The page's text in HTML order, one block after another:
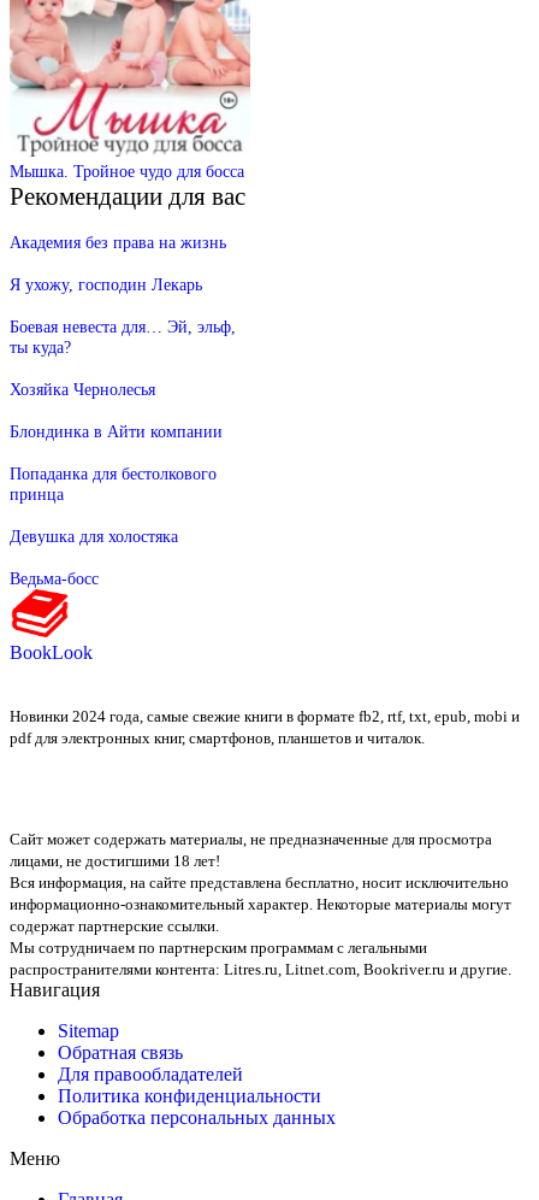
Мышка. Тройное чудо для босса
Рекомендации для вас
Академия без права на жизнь
Я ухожу, господин Лекарь
Боевая невеста для… Эй, эльф,
ты куда?
Хозяйка Чернолесья
Блондинка в Айти компании
Попаданка для бестолкового
принца
Девушка для холостяка
Ведьма-босс
BookLook
Новинки 2024 года, самые свежие книги в формате fb2, rtf, txt, epub, mobi и
pdf для электронных книг, смартфонов, планшетов и читалок.
Сайт может содержать материалы, не предназначенные для просмотра
лицами, не достигшими 18 лет!
Вся информация, на сайте представлена бесплатно, носит исключительно
информационно-ознакомительный характер. Некоторые материалы могут
содержат партнерские ссылки.
Мы сотрудничаем по партнерским программам с легальными
распространителями контента: Litres.ru, Litnet.com, Bookriver.ru и другие.
Навигация
Sitemap
Обратная связь
Для правообладателей
Политика конфиденциальности
Обработка персональных данных
Меню